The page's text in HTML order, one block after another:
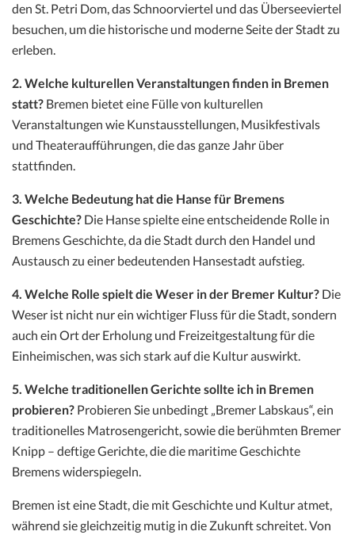
den St. Petri Dom, das Schnoorviertel und das Überseeviertel
besuchen, um die historische und moderne Seite der Stadt zu
erleben.
2. Welche kulturellen Veranstaltungen finden in Bremen
statt? Bremen bietet eine Fülle von kulturellen
Veranstaltungen wie Kunstausstellungen, Musikfestivals
und Theateraufführungen, die das ganze Jahr über
stattfinden.
3. Welche Bedeutung hat die Hanse für Bremens
Geschichte? Die Hanse spielte eine entscheidende Rolle in
Bremens Geschichte, da die Stadt durch den Handel und
Austausch zu einer bedeutenden Hansestadt aufstieg.
4. Welche Rolle spielt die Weser in der Bremer Kultur? Die
Weser ist nicht nur ein wichtiger Fluss für die Stadt, sondern
auch ein Ort der Erholung und Freizeitgestaltung für die
Einheimischen, was sich stark auf die Kultur auswirkt.
5. Welche traditionellen Gerichte sollte ich in Bremen
probieren? Probieren Sie unbedingt „Bremer Labskaus“, ein
traditionelles Matrosengericht, sowie die berühmten Bremer
Knipp – deftige Gerichte, die die maritime Geschichte
Bremens widerspiegeln.
Bremen ist eine Stadt, die mit Geschichte und Kultur atmet,
während sie gleichzeitig mutig in die Zukunft schreitet. Von